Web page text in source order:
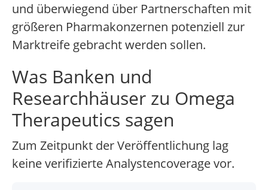
und überwiegend über Partnerschaften mit
größeren Pharmakonzernen potenziell zur
Marktreife gebracht werden sollen.
Was Banken und
Researchhäuser zu Omega
Therapeutics sagen
Zum Zeitpunkt der Veröffentlichung lag
keine verifizierte Analystencoverage vor.